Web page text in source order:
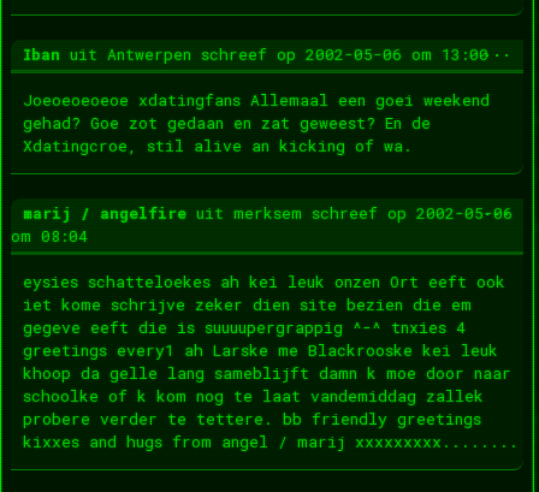
Iban uit Antwerpen schreef op 2002-05-06 om 13:00
Joeoeoeoeoe xdatingfans Allemaal een goei weekend
gehad? Goe zot gedaan en zat geweest? En de
Xdatingcroe, stil alive an kicking of wa.
...
marij / angelfire uit merksem schreef op 2002-05-06
om 08:04
eysies schatteloekes ah kei leuk onzen Ort eeft ook
iet kome schrijve zeker dien site bezien die em
gegeve eeft die is suuuupergrappig ^-^ tnxies 4
greetings every1 ah Larske me Blackrooske kei leuk
khoop da gelle lang sameblijft damn k moe door naar
schoolke of k kom nog te laat vandemiddag zallek
probere verder te tettere. bb friendly greetings
kixxes and hugs from angel / marij xxxxxxxxx........
...